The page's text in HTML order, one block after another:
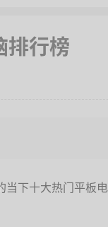
排行榜
当下十大热门平板